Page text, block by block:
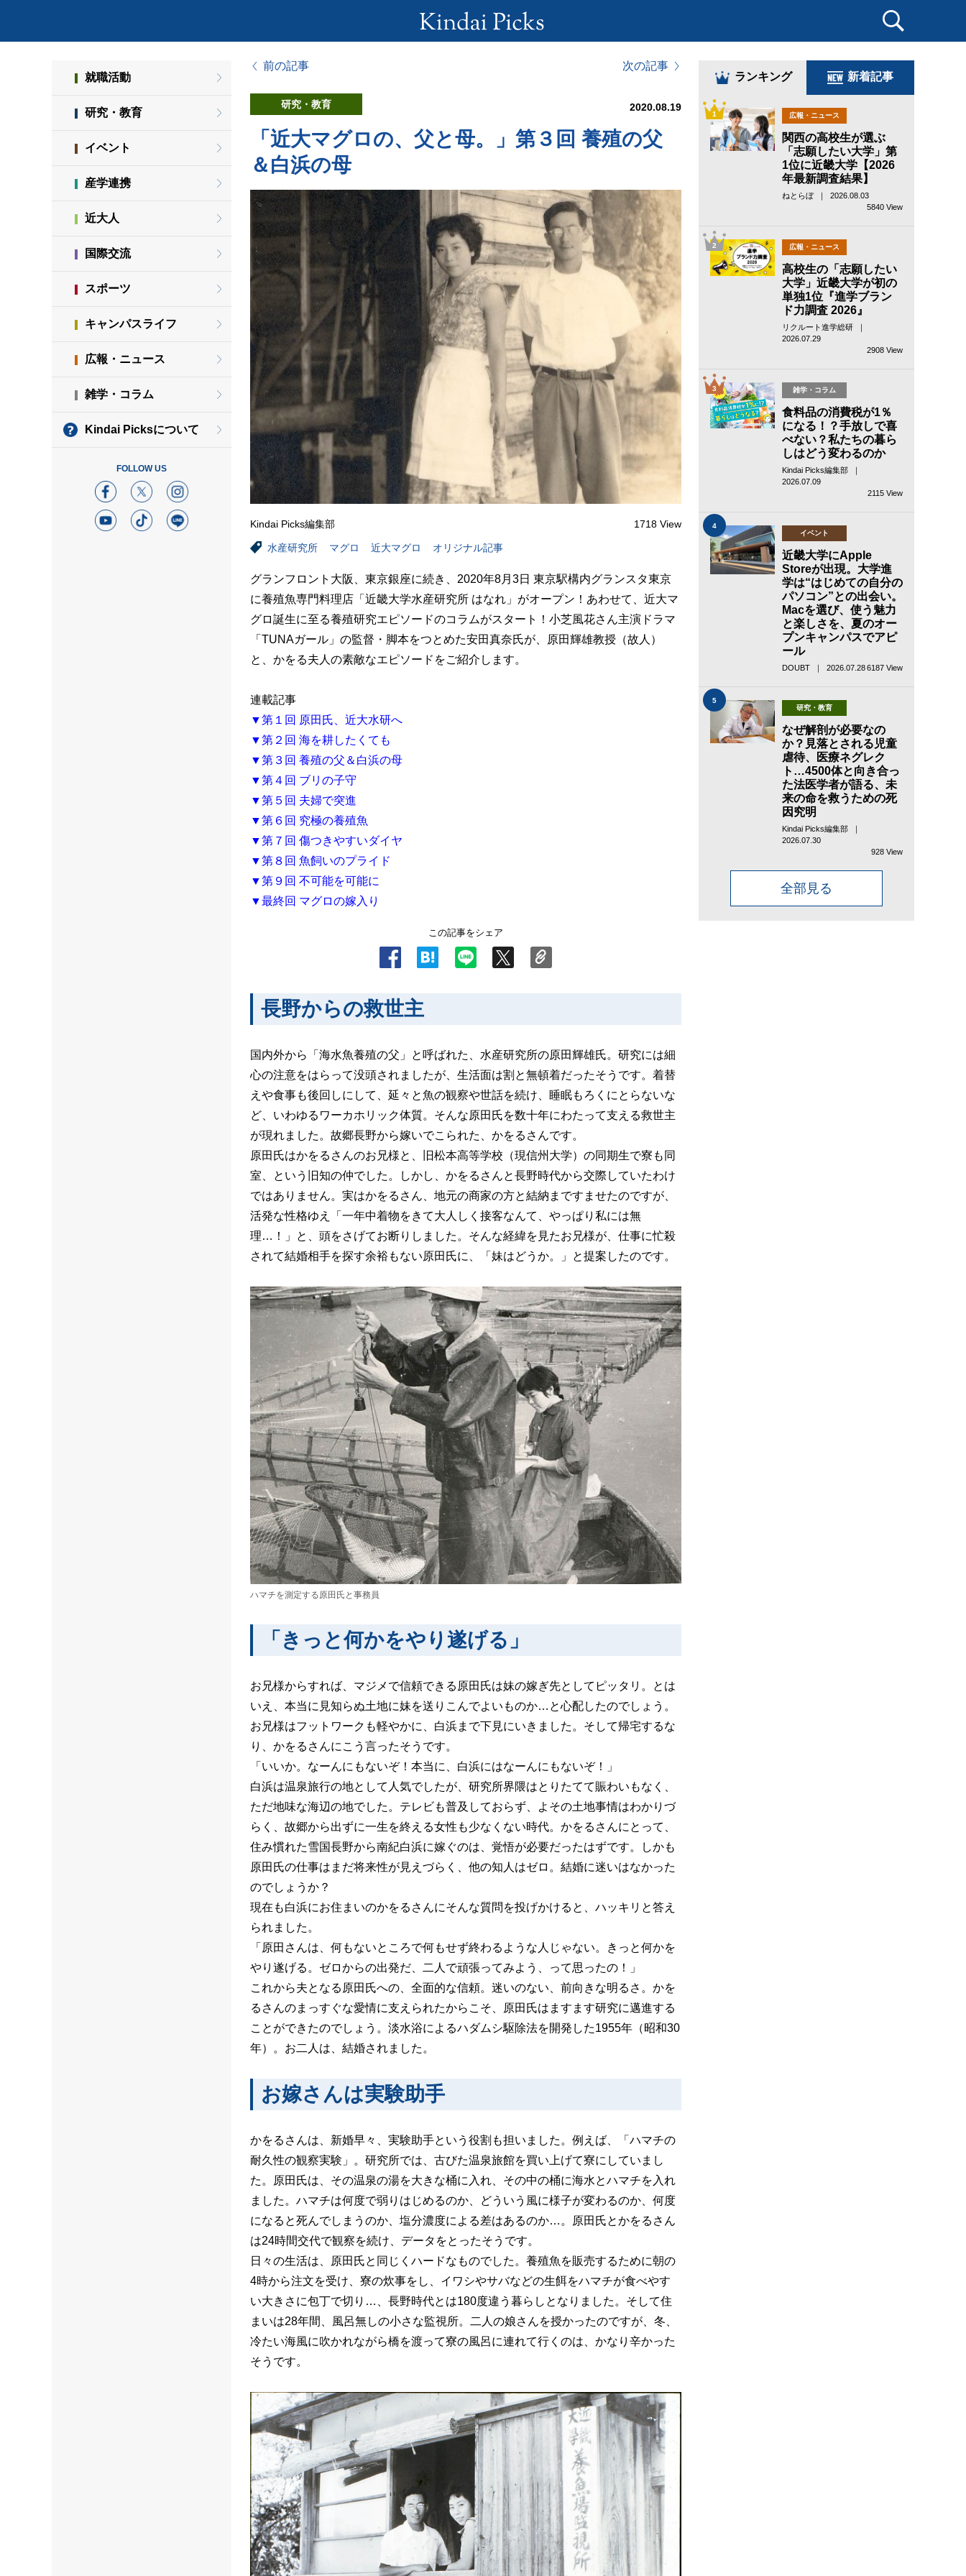
前の記事 次の記事
研究・教育 2020.08.19
「近大マグロの、父と母。」第３回 養殖の父
＆白浜の母
Kindai Picks編集部 1718 View
水産研究所 マグロ 近大マグロ オリジナル記事
グランフロント大阪、東京銀座に続き、2020年8月3日 東京駅構内グランスタ東京
に養殖魚専門料理店「近畿大学水産研究所 はなれ」がオープン！あわせて、近大マ
グロ誕生に至る養殖研究エピソードのコラムがスタート！小芝風花さん主演ドラマ
「TUNAガール」の監督・脚本をつとめた安田真奈氏が、原田輝雄教授（故人）
と、かをる夫人の素敵なエピソードをご紹介します。
連載記事
▼第１回 原田氏、近大水研へ
▼第２回 海を耕したくても
▼第３回 養殖の父＆白浜の母
▼第４回 ブリの子守
▼第５回 夫婦で突進
▼第６回 究極の養殖魚
▼第７回 傷つきやすいダイヤ
▼第８回 魚飼いのプライド
▼第９回 不可能を可能に
▼最終回 マグロの嫁入り
この記事をシェア
長野からの救世主
国内外から「海水魚養殖の父」と呼ばれた、水産研究所の原田輝雄氏。研究には細
心の注意をはらって没頭されましたが、生活面は割と無頓着だったそうです。着替
えや食事も後回しにして、延々と魚の観察や世話を続け、睡眠もろくにとらないな
ど、いわゆるワーカホリック体質。そんな原田氏を数十年にわたって支える救世主
が現れました。故郷長野から嫁いでこられた、かをるさんです。
原田氏はかをるさんのお兄様と、旧松本高等学校（現信州大学）の同期生で寮も同
室、という旧知の仲でした。しかし、かをるさんと長野時代から交際していたわけ
ではありません。実はかをるさん、地元の商家の方と結納まですませたのですが、
活発な性格ゆえ「一年中着物をきて大人しく接客なんて、やっぱり私には無
理…！」と、頭をさげてお断りしました。そんな経緯を見たお兄様が、仕事に忙殺
されて結婚相手を探す余裕もない原田氏に、「妹はどうか。」と提案したのです。
ハマチを測定する原田氏と事務員
「きっと何かをやり遂げる」
お兄様からすれば、マジメで信頼できる原田氏は妹の嫁ぎ先としてピッタリ。とは
いえ、本当に見知らぬ土地に妹を送りこんでよいものか…と心配したのでしょう。
お兄様はフットワークも軽やかに、白浜まで下見にいきました。そして帰宅するな
り、かをるさんにこう言ったそうです。
「いいか。なーんにもないぞ！本当に、白浜にはなーんにもないぞ！」
白浜は温泉旅行の地として人気でしたが、研究所界隈はとりたてて賑わいもなく、
ただ地味な海辺の地でした。テレビも普及しておらず、よその土地事情はわかりづ
らく、故郷から出ずに一生を終える女性も少なくない時代。かをるさんにとって、
住み慣れた雪国長野から南紀白浜に嫁ぐのは、覚悟が必要だったはずです。しかも
原田氏の仕事はまだ将来性が見えづらく、他の知人はゼロ。結婚に迷いはなかった
のでしょうか？
現在も白浜にお住まいのかをるさんにそんな質問を投げかけると、ハッキリと答え
られました。
「原田さんは、何もないところで何もせず終わるような人じゃない。きっと何かを
やり遂げる。ゼロからの出発だ、二人で頑張ってみよう、って思ったの！」
これから夫となる原田氏への、全面的な信頼。迷いのない、前向きな明るさ。かを
るさんのまっすぐな愛情に支えられたからこそ、原田氏はますます研究に邁進する
ことができたのでしょう。淡水浴によるハダムシ駆除法を開発した1955年（昭和30
年）。お二人は、結婚されました。
お嫁さんは実験助手
かをるさんは、新婚早々、実験助手という役割も担いました。例えば、「ハマチの
耐久性の観察実験」。研究所では、古びた温泉旅館を買い上げて寮にしていまし
た。原田氏は、その温泉の湯を大きな桶に入れ、その中の桶に海水とハマチを入れ
ました。ハマチは何度で弱りはじめるのか、どういう風に様子が変わるのか、何度
になると死んでしまうのか、塩分濃度による差はあるのか…。原田氏とかをるさん
は24時間交代で観察を続け、データをとったそうです。
日々の生活は、原田氏と同じくハードなものでした。養殖魚を販売するために朝の
4時から注文を受け、寮の炊事をし、イワシやサバなどの生餌をハマチが食べやす
い大きさに包丁で切り…、長野時代とは180度違う暮らしとなりました。そして住
まいは28年間、風呂無しの小さな監視所。二人の娘さんを授かったのですが、冬、
冷たい海風に吹かれながら橋を渡って寮の風呂に連れて行くのは、かなり辛かった
そうです。
ランキング 新着記事
1 広報・ニュース
関西の高校生が選ぶ
「志願したい大学」第
1位に近畿大学【2026
年最新調査結果】
ねとらぼ ｜ 2026.08.03
5840 View
2 広報・ニュース
高校生の「志願したい
大学」近畿大学が初の
単独1位『進学ブラン
ド力調査 2026』
リクルート進学総研 ｜
2026.07.29
2908 View
3 雑学・コラム
食料品の消費税が1％
になる！？手放しで喜
べない？私たちの暮ら
しはどう変わるのか
Kindai Picks編集部 ｜
2026.07.09
2115 View
4
イベント
近畿大学にApple
Storeが出現。大学進
学は“はじめての自分の
パソコン”との出会い。
Macを選び、使う魅力
と楽しさを、夏のオー
プンキャンパスでアピ
ール
DOUBT ｜ 2026.07.286187 View
5
研究・教育
なぜ解剖が必要なの
か？見落とされる児童
虐待、医療ネグレク
ト…4500体と向き合っ
た法医学者が語る、未
来の命を救うための死
因究明
Kindai Picks編集部 ｜
2026.07.30
928 View
全部見る
就職活動
研究・教育
イベント
産学連携
近大人
国際交流
スポーツ
キャンパスライフ
広報・ニュース
雑学・コラム
Kindai Picksについて
FOLLOW US